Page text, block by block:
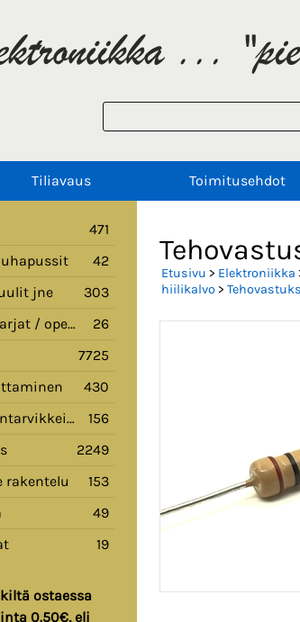
Tiliavaus Toimitusehdot
471
42
jne
303
opetussarjat
26
7725
430
156
2249
rakentelu
153
49
19
ostaessa
0.50€, eli
Etusivu > Elektroniikka
hiilikalvo>